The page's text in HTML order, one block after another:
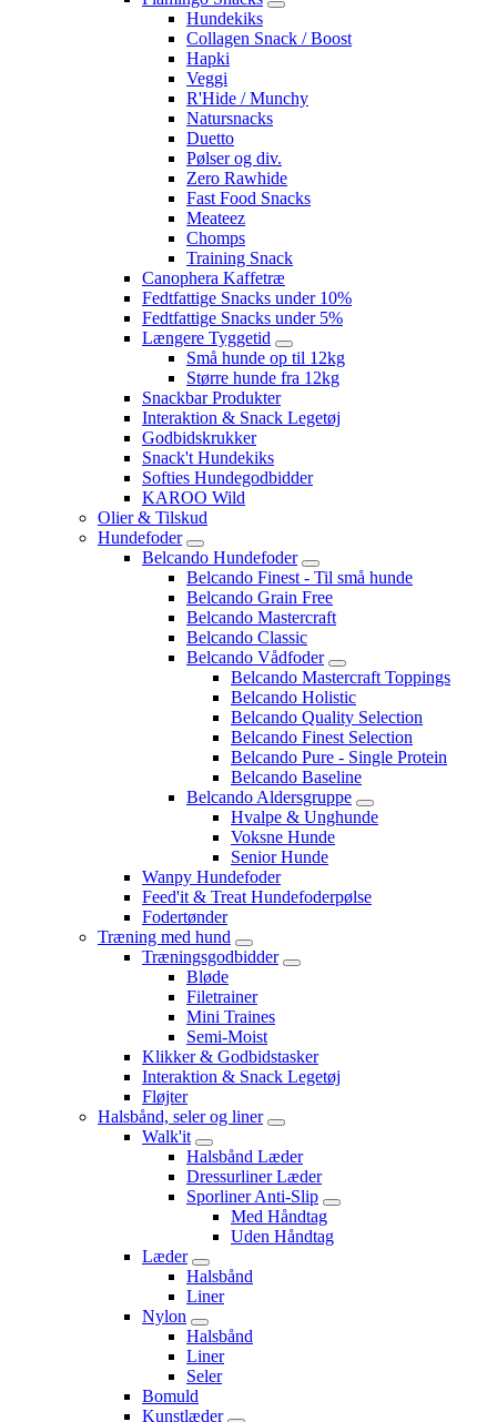
Hundekiks
Collagen Snack / Boost
Hapki
Veggi
R'Hide / Munchy
Natursnacks
Duetto
Pølser og div.
Zero Rawhide
Fast Food Snacks
Meateez
Chomps
Training Snack
Canophera Kaffetræ
Fedtfattige Snacks under 10%
Fedtfattige Snacks under 5%
Længere Tyggetid
Små hunde op til 12kg
Større hunde fra 12kg
Snackbar Produkter
Interaktion & Snack Legetøj
Godbidskrukker
Snack't Hundekiks
Softies Hundegodbidder
KAROO Wild
Olier & Tilskud
Hundefoder
Belcando Hundefoder
Belcando Finest - Til små hunde
Belcando Grain Free
Belcando Mastercraft
Belcando Classic
Belcando Vådfoder
Belcando Mastercraft Toppings
Belcando Holistic
Belcando Quality Selection
Belcando Finest Selection
Belcando Pure - Single Protein
Belcando Baseline
Belcando Aldersgruppe
Hvalpe & Unghunde
Voksne Hunde
Senior Hunde
Wanpy Hundefoder
Feed'it & Treat Hundefoderpølse
Fodertønder
Træning med hund
Træningsgodbidder
Bløde
Filetrainer
Mini Traines
Semi-Moist
Klikker & Godbidstasker
Interaktion & Snack Legetøj
Fløjter
Halsbånd, seler og liner
Walk'it
Halsbånd Læder
Dressurliner Læder
Sporliner Anti-Slip
Med Håndtag
Uden Håndtag
Læder
Halsbånd
Liner
Nylon
Halsbånd
Liner
Seler
Bomuld
Kunstlæder